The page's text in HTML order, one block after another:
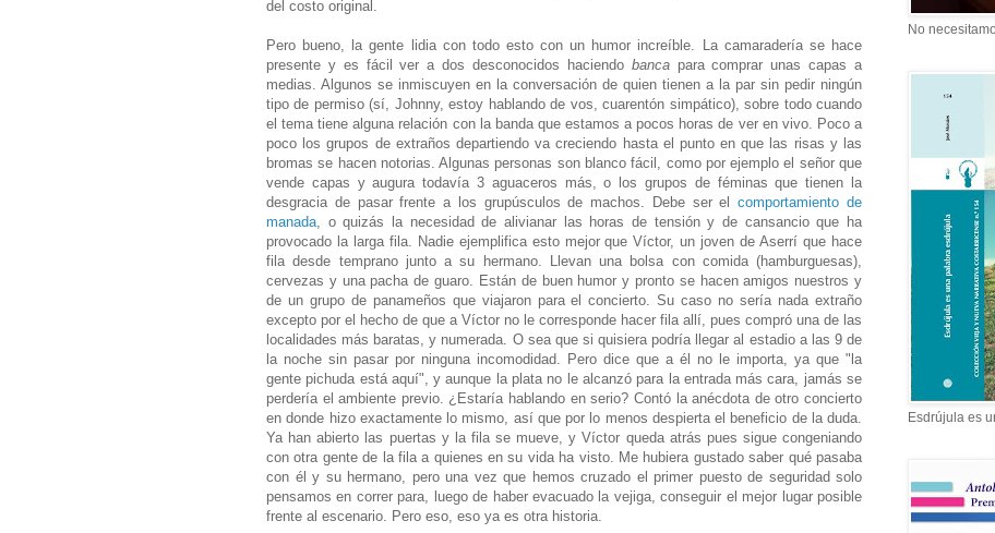
del costo original.
Pero bueno, la gente lidia con todo esto con un humor increíble. La camaradería se hace
presente y es fácil ver a dos desconocidos haciendo bancapara comprar unas capas a
medias. Algunos se inmiscuyen en la conversación de quien tienen a la par sin pedir ningún
tipo de permiso (sí, Johnny, estoy hablando de vos, cuarentón simpático), sobre todo cuando
el tema tiene alguna relación con la banda que estamos a pocos horas de ver en vivo. Poco a
poco los grupos de extraños departiendo va creciendo hasta el punto en que las risas y las
bromas se hacen notorias. Algunas personas son blanco fácil, como por ejemplo el señor que
vende capas y augura todavía 3 aguaceros más, o los grupos de féminas que tienen la
desgracia de pasar frente a los grupúsculos de machos. Debe ser elcomportamiento de
manada , o quizás la necesidad de alivianar las horas de tensión y de cansancio que ha
provocado la larga fila. Nadie ejemplifica esto mejor que Víctor, un joven de Aserrí que hace
fila desde temprano junto a su hermano. Llevan una bolsa con comida (hamburguesas),
cervezas y una pacha de guaro. Están de buen humor y pronto se hacen amigos nuestros y
de un grupo de panameños que viajaron para el concierto. Su caso no sería nada extraño
excepto por el hecho de que a Víctor no le corresponde hacer fila allí, pues compró una de las
localidades más baratas, y numerada. O sea que si quisiera podría llegar al estadio a las 9 de
la noche sin pasar por ninguna incomodidad. Pero dice que a él no le importa, ya que "la
gente pichuda está aquí", y aunque la plata no le alcanzó para la entrada más cara, jamás se
perdería el ambiente previo. ¿Estaría hablando en serio? Contó la anécdota de otro concierto
en donde hizo exactamente lo mismo, así que por lo menos despierta el beneficio de la duda.
Ya han abierto las puertas y la fila se mueve, y Víctor queda atrás pues sigue congeniando
con otra gente de la fila a quienes en su vida ha visto. Me hubiera gustado saber qué pasaba
con él y su hermano, pero una vez que hemos cruzado el primer puesto de seguridad solo
pensamos en correr para, luego de haber evacuado la vejiga, conseguir el mejor lugar posible
frente al escenario. Pero eso, eso ya es otra historia.
No
Esdrújula es